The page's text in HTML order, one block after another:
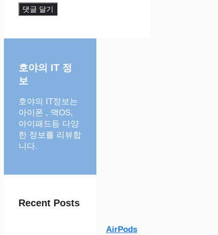
호야의 IT 정
보
호야의 IT정보는
아이폰 , 맥OS,
아이패드등 다양
한 정보를 리뷰합
니다.
Recent Posts
AirPods